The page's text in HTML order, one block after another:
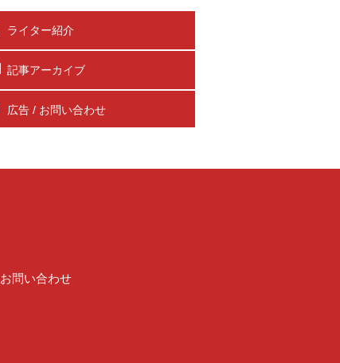
ライター紹介
記事アーカイブ
広告 / お問い合わせ
お問い合わせ